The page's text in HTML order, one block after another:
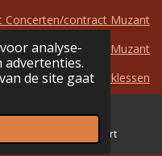
analyse-
de site gaat
Concerten/contract Muzant
Fiche Duo Muzant
Inschrijving Muzieklessen
Kaart